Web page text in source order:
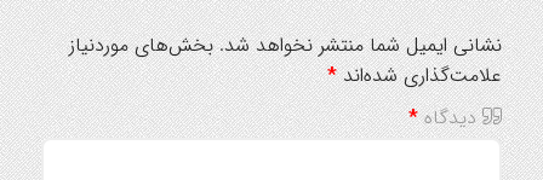
نشانی ایمیل شما منتشر نخواهد شد. بخش‌های موردنیاز
علامت‌گذاری شده‌اند*
دیدگاه*